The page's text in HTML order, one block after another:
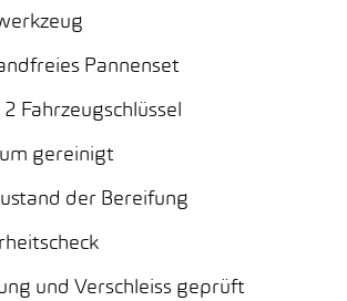
Pannenset
2 Fahrzeugschlüssel
gereinigt
der Bereifung
und Verschleiss geprüft